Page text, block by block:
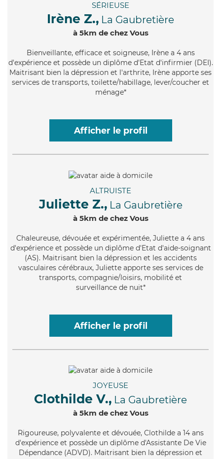
SÉRIEUSE
Irène Z., La Gaubretière
à 5km de chez Vous
Bienveillante, efficace et soigneuse, Irène a 4 ans
d'expérience et possède un diplôme d'Etat d'infirmier (DEI).
Maitrisant bien la dépression et l'arthrite, Irène apporte ses
services de transports, toilette/habillage, lever/coucher et
ménage*
Afficher le profil
ALTRUISTE
Juliette Z., La Gaubretière
à 5km de chez Vous
Chaleureuse, dévouée et expérimentée, Juliette a 4 ans
d'expérience et possède un diplôme d'Etat d'aide-soignant
(AS). Maitrisant bien la dépression et les accidents
vasculaires cérébraux, Juliette apporte ses services de
transports, compagnie/loisirs, mobilité et
surveillance de nuit*
Afficher le profil
JOYEUSE
Clothilde V., La Gaubretière
à 5km de chez Vous
Rigoureuse, polyvalente et dévouée, Clothilde a 14 ans
d'expérience et possède un diplôme d'Assistante De Vie
Dépendance (ADVD). Maitrisant bien la dépression et